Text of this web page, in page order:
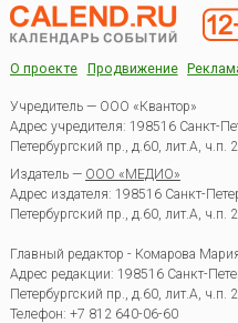
О проекте Продвижение
Учредитель — ООО «Квантор»
Адрес учредителя: 198516 Санкт-
Петербургский пр., д.60, лит.А, ч.п.
Издатель — ООО «МЕДИО»
Адрес издателя: 198516 Санкт-
Петербургский пр., д.60, лит.А, ч.п.
Главный редактор - Комарова
Адрес редакции: 198516 Санкт-
Петербургский пр., д.60, лит.А, ч.п.
Телефон: +7 812 640-06-60